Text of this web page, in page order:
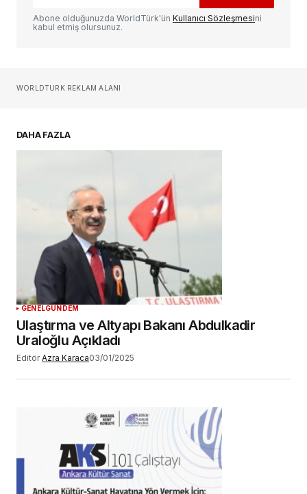
Sizin adınız*
tarayıcıya kaydedilsin.
YORUM GÖNDER
Abone olduğunuzda WorldTürk'ün Kullanıcı Sözleşmesini
kabul etmiş olursunuz.
WORLDTURK REKLAM ALANI
DAHA FAZLA
GENELGÜNDEM
Ulaştırma ve Altyapı Bakanı Abdulkadir
Uraloğlu Açıkladı
Editör Azra Karaca03/01/2025